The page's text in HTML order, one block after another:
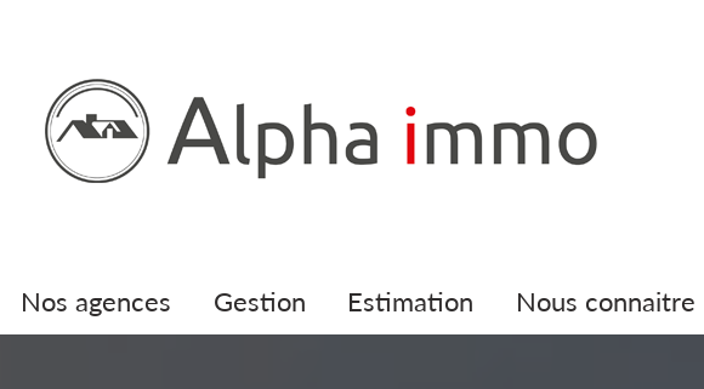
nos agences gestion estimation nous connaitre